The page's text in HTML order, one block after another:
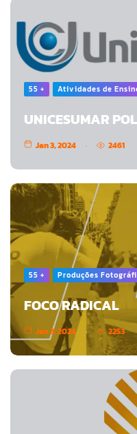
55 + Atividades de
UNICESUMAR
Jan 3, 2024 2461
55 + Produções
FOCO RADICAL
Jan 3, 2024 2253